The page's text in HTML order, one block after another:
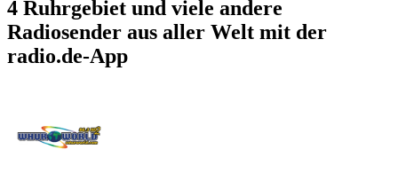
4 Ruhrgebiet und viele andere
Radiosender aus aller Welt mit der
radio.de-App